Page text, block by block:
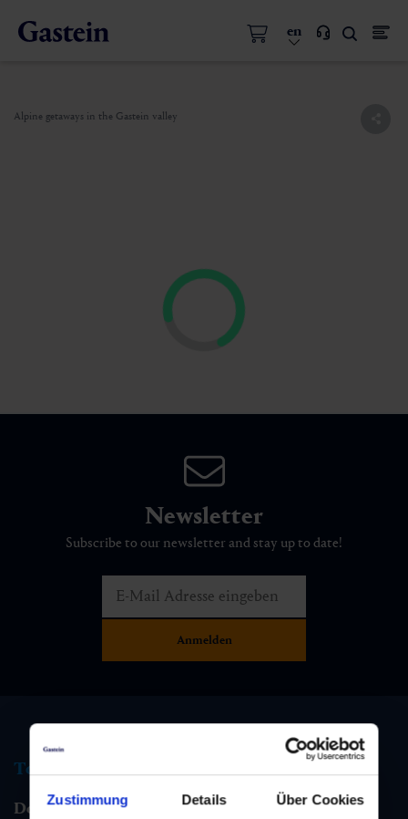
Zustimmung Details Über Cookies
en
Alpine getaways in the Gastein valley
Newsletter
Subscribe to our newsletter and stay up to date!
Tourist information
Dorfgastein